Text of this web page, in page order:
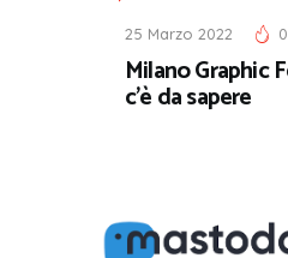
25 Marzo 2022 0
Milano Graphic
c’è da sapere